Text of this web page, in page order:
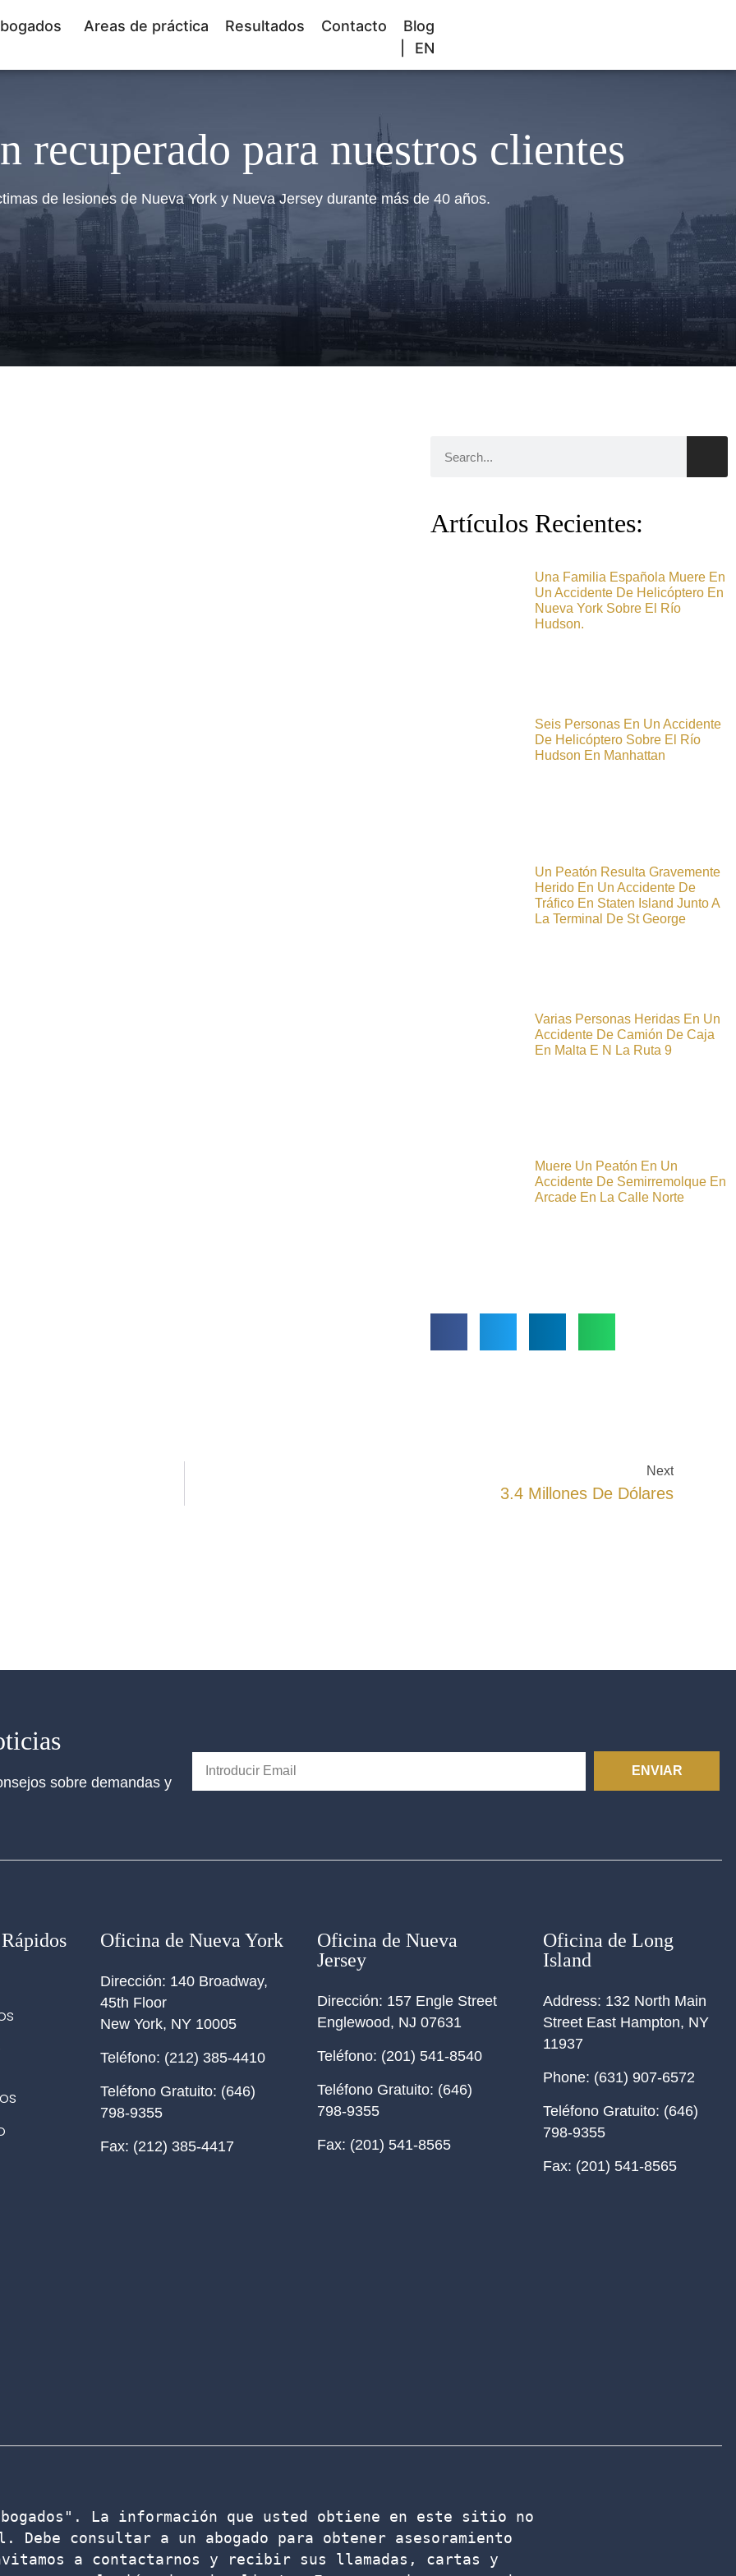
Areas de práctica Resultados Contacto
Blog
EN
recuperado para nuestros clientes
de lesiones de Nueva York y Nueva Jersey durante más de 40 años.
Artículos Recientes:
Una Familia Española Muere En
Un Accidente De Helicóptero En
Nueva York Sobre El Río
Hudson.
Seis Personas En Un Accidente
De Helicóptero Sobre El Río
Hudson En Manhattan
Un Peatón Resulta Gravemente
Herido En Un Accidente De
Tráfico En Staten Island Junto A
La Terminal De St George
Varias Personas Heridas En Un
Accidente De Camión De Caja
En Malta E N La Ruta 9
Muere Un Peatón En Un
Accidente De Semirremolque En
Arcade En La Calle Norte
Next
3.4 Millones De Dólares
sobre demandas y
ENVIAR
Oficina de Nueva York
Dirección: 140 Broadway,
45th Floor
New York, NY 10005
Teléfono: (212) 385-4410
Teléfono Gratuito: (646)
798-9355
Fax: (212) 385-4417
Oficina de Nueva
Jersey
Dirección: 157 Engle Street
Englewood, NJ 07631
Teléfono: (201) 541-8540
Teléfono Gratuito: (646)
798-9355
Fax: (201) 541-8565
Oficina de Long
Island
Address: 132 North Main
Street East Hampton, NY
11937
Phone: (631) 907-6572
Teléfono Gratuito: (646)
798-9355
Fax: (201) 541-8565
La información que usted obtiene en este sitio no
consultar a un abogado para obtener asesoramiento
a contactarnos y recibir sus llamadas, cartas y